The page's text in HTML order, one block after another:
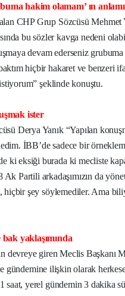
hakim olamam’ ın
alan CHP Grup Sözcüsü
bu sözler kavga nedeni
devam ederseniz
hiçbir hakaret ve benzeri
şeklinde konuştu.
ister
Derya Yanık “Yapılan
İBB’de sadece bir
ki eksiği burada ki mecliste
Partili arkadaşımızın da
hiçbir şey söylemediler. Ama
yaklaşımında
devreye giren Meclis
gündemine ilişkin olarak
saat, yerel gündemin 3 dakika